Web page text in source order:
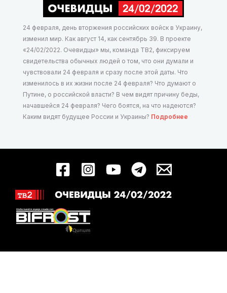
24 февраля, день вторжения российских войск в Украину,
изменил мир. Как август 14, как сентябрь 39. В проекте
«24/02/2022. Очевидцы» мы, команда ТВ2, фиксируем
свидетельства обычных людей о том, что они думали и
чувствовали 24 февраля и сразу после этой даты. Что
изменилось в их жизни после 24 февраля? Что думают о
Путине, о российской власти? В чем видят причину беды,
начавшейся 24 февраля? Чего боятся, на что надеются?
Каким видят будущее России и Украины? Подробнее